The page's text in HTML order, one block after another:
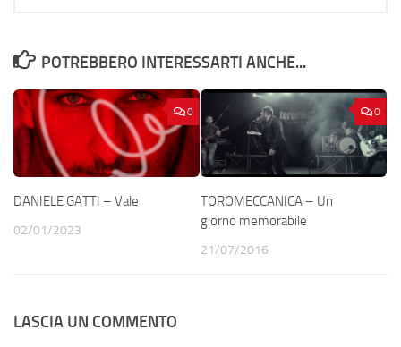
POTREBBERO INTERESSARTI ANCHE...
0
DANIELE GATTI – Vale
02/01/2023
0
TOROMECCANICA – Un
giorno memorabile
21/07/2016
LASCIA UN COMMENTO